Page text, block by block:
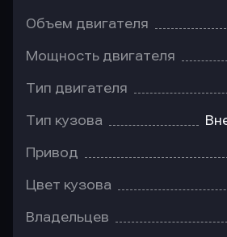
Объем двигателя
Мощность двигателя
Тип двигателя
Тип кузова
Привод
Цвет кузова
Владельцев